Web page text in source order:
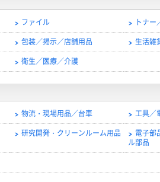
ファイル トナ
包装／掲示／店舗用品 生活雑
衛生／医療／介護
物流・現場用品／台車 工具／
研究開発・クリーンルーム用品
電子部
ル部品